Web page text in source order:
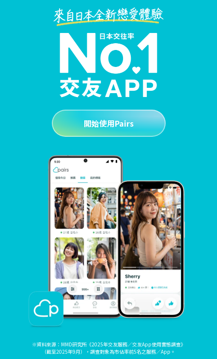
開始使用Pairs
※資料來源：MMD研究所《2025年交友服務／交友App使用實態調查》
（截至2025年9月），調查對象為市佔率前5名之服務／App。